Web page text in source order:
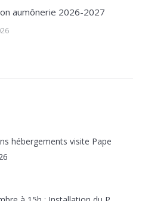
aumônerie 2026-2027
hébergements visite Pape